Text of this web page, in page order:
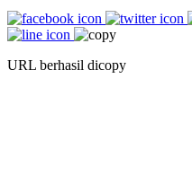
URL berhasil dicopy